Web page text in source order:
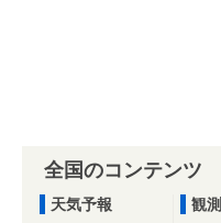
全国のコンテンツ
天気予報
観測